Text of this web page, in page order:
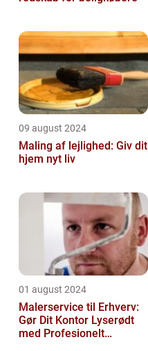
09 august 2024
Maling af lejlighed: Giv dit
hjem nyt liv
01 august 2024
Malerservice til Erhverv:
Gør Dit Kontor Lyserødt
med Profesionelt